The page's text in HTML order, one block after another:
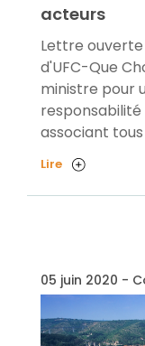
acteurs
Lettre ouverte
d'UFC-Que
ministre pour
associant
Lire
05 juin 2020 -